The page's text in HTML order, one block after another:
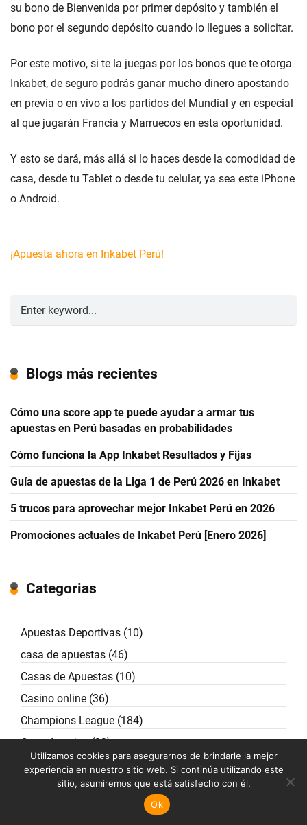
su bono de Bienvenida por primer depósito y también el
bono por el segundo depósito cuando lo llegues a solicitar.
Por este motivo, si te la juegas por los bonos que te otorga
Inkabet, de seguro podrás ganar mucho dinero apostando
en previa o en vivo a los partidos del Mundial y en especial
al que jugarán Francia y Marruecos en esta oportunidad.
Y esto se dará, más allá si lo haces desde la comodidad de
casa, desde tu Tablet o desde tu celular, ya sea este iPhone
o Android.
¡Apuesta ahora en Inkabet Perú!
Blogs más recientes
Cómo una score app te puede ayudar a armar tus
apuestas en Perú basadas en probabilidades
Cómo funciona la App Inkabet Resultados y Fijas
Guía de apuestas de la Liga 1 de Perú 2026 en Inkabet
5 trucos para aprovechar mejor Inkabet Perú en 2026
Promociones actuales de Inkabet Perú [Enero 2026]
Categorias
Apuestas Deportivas (10)
casa de apuestas (46)
Casas de Apuestas (10)
Casino online (36)
Champions League (184)
Copa America(22)
Copa Libertadores (155)
EURO 2024(51)
Utilizamos cookies para asegurarnos de brindarle la mejor
experiencia en nuestro sitio web. Si continúa utilizando este
sitio, asumiremos que está satisfecho con él.
Ok